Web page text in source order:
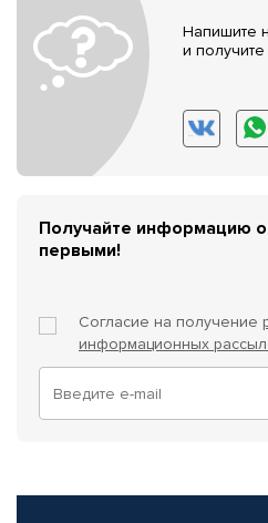
Напишите
и
Получайте информацию о
первыми!
Согласие на получение
информационных